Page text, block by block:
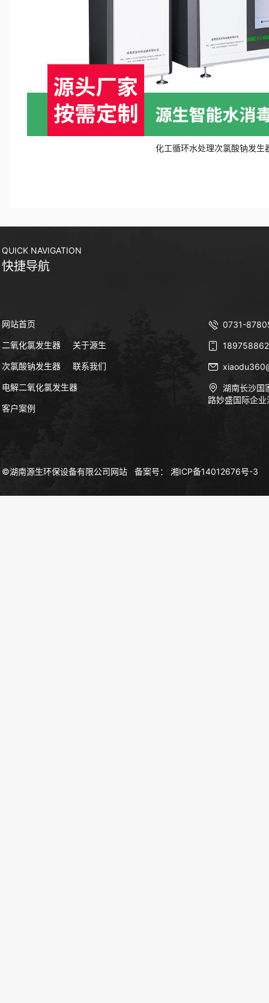
化工循环水处理次氯酸钠发生
QUICK NAVIGATION
快捷导航
网站首页
二氧化氯发生器 关于源生
次氯酸钠发生器 联系我们
电解二氧化氯发生器
客户案例
0731-
湖南长沙国
路妙盛国际企
©湖南源生环保设备有限公司网站 备案号： 湘ICP备14012676号-3